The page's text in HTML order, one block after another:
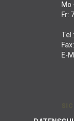
Mo
Fr:
Tel.:
E-